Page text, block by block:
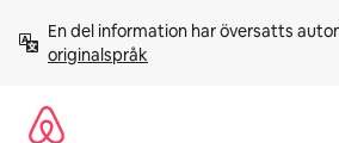
innehåll
En del information har översatts
originalspråk